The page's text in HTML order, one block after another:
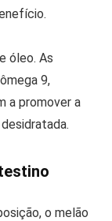
óleo. As
9,
a promover a
o melão